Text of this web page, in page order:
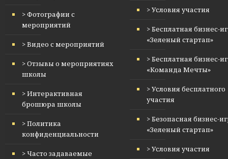
> Фотографии с
мероприятий
> Видео с мероприятий
> Отзывы о мероприятиях
школы
> Интерактивная
брошюра школы
> Политика
конфиденциальности
> Часто задаваемые
> Условия участия
> Бесплатная бизнес-
«Зеленый стартап»
> Бесплатная бизнес-
«Команда Мечты»
> Условия бесплатного
участия
> Безопасная бизнес-
«Зеленый стартап»
> Условия участия